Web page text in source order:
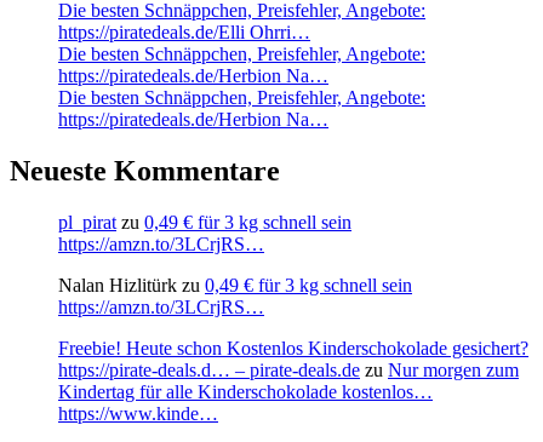
Die besten Schnäppchen, Preisfehler, Angebote:
https://piratedeals.de/Elli Ohrri…
Die besten Schnäppchen, Preisfehler, Angebote:
https://piratedeals.de/Herbion Na…
Die besten Schnäppchen, Preisfehler, Angebote:
https://piratedeals.de/Herbion Na…
Neueste Kommentare
pl_pirat zu 0,49 € für 3 kg schnell sein
https://amzn.to/3LCrjRS…
Nalan Hizlitürk zu 0,49 € für 3 kg schnell sein
https://amzn.to/3LCrjRS…
Freebie! Heute schon Kostenlos Kinderschokolade gesichert?
https://pirate-deals.d… – pirate-deals.de zu Nur morgen zum
Kindertag für alle Kinderschokolade kostenlos…
https://www.kinde…